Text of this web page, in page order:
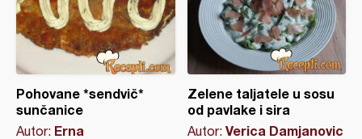
Pohovane *sendvič*
sunčanice
Autor: Erna
Zelene taljatele u sosu
od pavlake i sira
Autor: Verica Damjanovic